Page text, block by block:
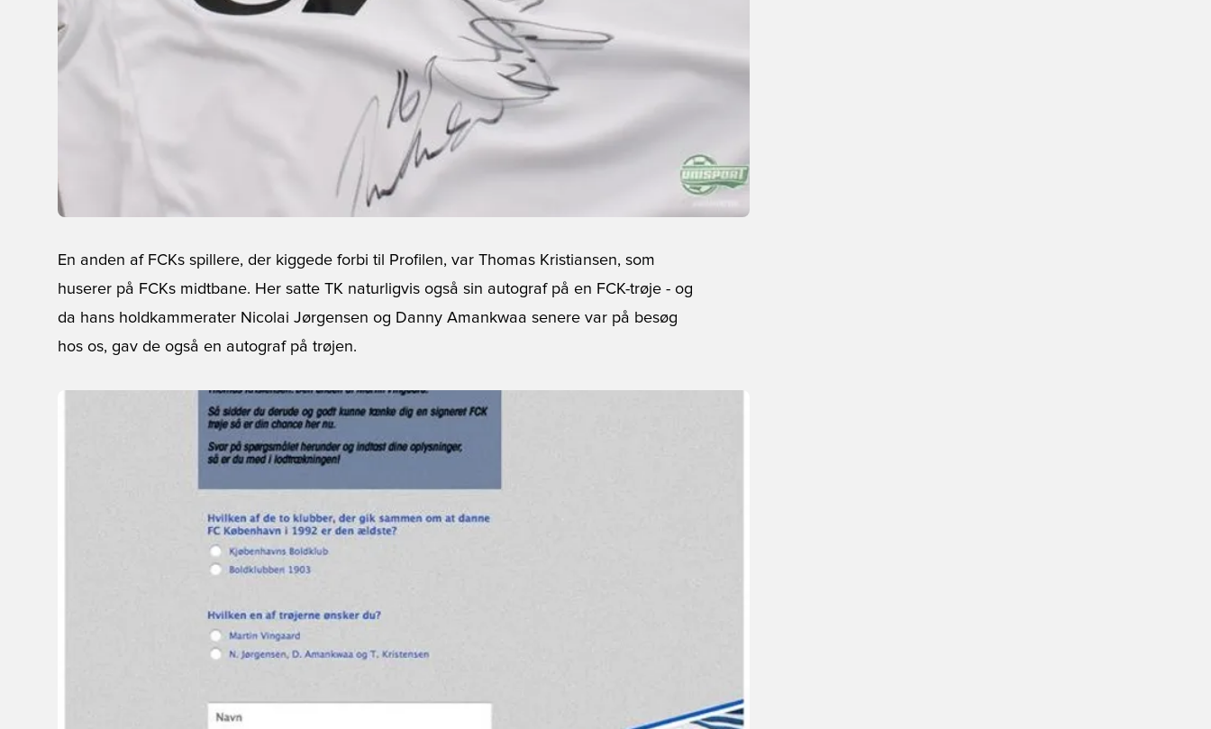
En anden af FCKs spillere, der kiggede forbi til Profilen, var Thomas Kristiansen, som
huserer på FCKs midtbane. Her satte TK naturligvis også sin autograf på en FCK-trøje - og
da hans holdkammerater Nicolai Jørgensen og Danny Amankwaa senere var på besøg
hos os, gav de også en autograf på trøjen.